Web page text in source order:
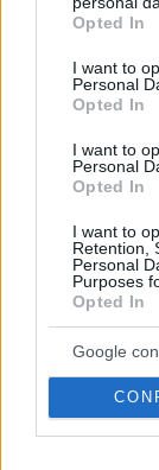
grant or deny
use your data
consent section.
Opted In
I want to
Personal
Opted In
I want to
Personal
Opted In
I want to
Retention,
Personal
Purposes
Opted In
Google
Πώς μια απλή
ΡΟΗ
Ειδήσεις
Χατζηδάκης
του θα μείνει
πριν 13 λεπτά
Ο Λευτέρης
πριν 14 λεπτά
Η ζωή που
πριν 15 λεπτά